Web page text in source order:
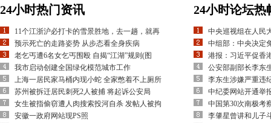
24小时热门资讯
11个江浙沪必打卡的雪景胜地，去一趟，就再
预示死亡的走路姿势 从步态看全身疾病
老乞丐遭6名女乞丐围殴 自揭“江湖”规则(图
我市启动创建全国绿化模范城市工作
上海一居民家马桶内现小蛇 全家憋着不上厕所
苏州被拆迁居民刺死2人被捕 将起诉公安局
女生被指偷窃遭人肉搜索投河自杀 发帖人被拘
安徽一政府网站现PS照
24小时论坛热
中央巡视组在人民
中组部：中央决定
港报：习近平促香
公安部副部长李东
李东生涉嫌严重违
中纪委网站开通举
中国第30次南极考
李肇星曾讲和儿子